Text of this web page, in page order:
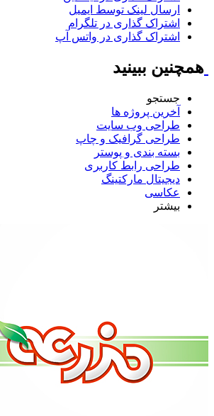
ارسال لینک توسط ایمیل
اشتراک گذاری در تلگرام
اشتراک گذاری در واتس آپ
همچنین ببینید
جستجو
آخرین پروژه ها
طراحی وب سایت
طراحی گرافیک و چاپ
بسته بندی و پوستر
طراحی رابط کاربری
دیجیتال مارکتینگ
عکاسی
بیشتر